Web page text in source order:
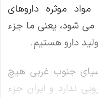
از 70 درصد مواد موثره داروهای
می شود، یعنی ما جزء
دارو هستیم.
جنوب غربی هیچ
ندارد و ایران جزء